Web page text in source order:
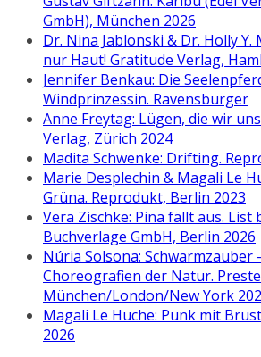
GmbH), München 2026
Dr. Nina Jablonski & Dr. Holly Y.
nur Haut! Gratitude Verlag,
Jennifer Benkau: Die
Windprinzessin. Ravensburger
Anne Freytag: Lügen, die wir
Verlag, Zürich 2024
Madita Schwenke: Drifting.
Marie Desplechin & Magali Le
Grüna. Reprodukt, Berlin 2023
Vera Zischke: Pina fällt aus. List
Buchverlage GmbH, Berlin 2026
Núria Solsona: Schwarmzauber
Choreografien der Natur.
München/London/New York
Magali Le Huche: Punk mit
2026